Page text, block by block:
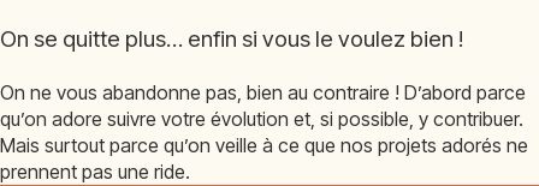
On se quitte plus… enfin si vous le voulez bien !
On ne vous abandonne pas, bien au contraire ! D’abord parce
qu’on adore suivre votre évolution et, si possible, y contribuer.
Mais surtout parce qu’on veille à ce que nos projets adorés ne
prennent pas une ride.